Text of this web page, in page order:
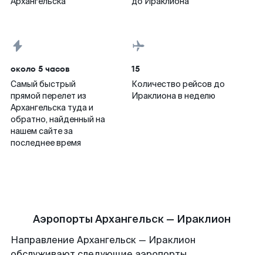
около 5 часов
Самый быстрый
прямой перелет из
Архангельска туда и
обратно, найденный на
нашем сайте за
последнее время
15
Количество рейсов до
Ираклиона в неделю
Аэропорты Архангельск — Ираклион
Направление Архангельск — Ираклион